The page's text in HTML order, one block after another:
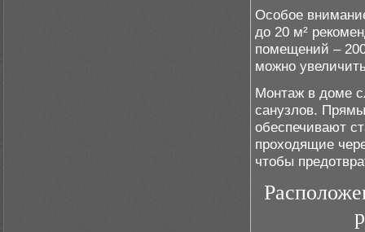
Особое
до 20 м²
помещений –
можно
Монтаж в доме
санузлов.
обеспечивают
проходящие
чтобы